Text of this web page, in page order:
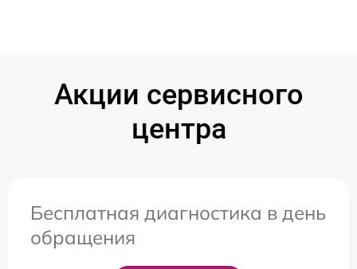
Акции сервисного
центра
Бесплатная диагностика в день
обращения